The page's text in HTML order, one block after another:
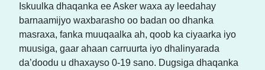
Iskuulka dhaqanka ee Asker waxa ay leedahay
barnaamijyo waxbarasho oo badan oo dhanka
masraxa, fanka muuqaalka ah, qoob ka ciyaarka iyo
muusiga, gaar ahaan carruurta iyo dhalinyarada
da’doodu u dhaxayso 0-19 sano. Dugsiga dhaqanka